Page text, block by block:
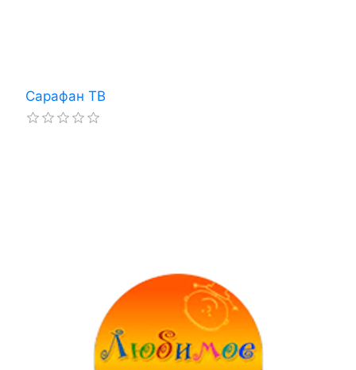
Сарафан ТВ